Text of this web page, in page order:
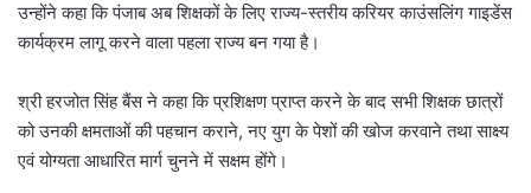
उन्होंने कहा कि पंजाब अब शिक्षकों के लिए राज्य-स्तरीय करियर काउंसलिंग गाइडेंस
कार्यक्रम लागू करने वाला पहला राज्य बन गया है।
श्री हरजोत सिंह बैंस ने कहा कि प्रशिक्षण प्राप्त करने के बाद सभी शिक्षक छात्रों
को उनकी क्षमताओं की पहचान कराने, नए युग के पेशों की खोज करवाने तथा साक्ष्य
एवं योग्यता आधारित मार्ग चुनने में सक्षम होंगे।